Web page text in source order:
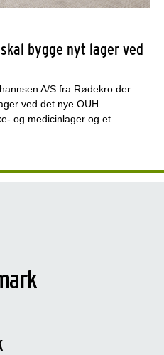
bygge nyt lager ved
A/S fra Rødekro der
ved det nye OUH.
og medicinlager og et